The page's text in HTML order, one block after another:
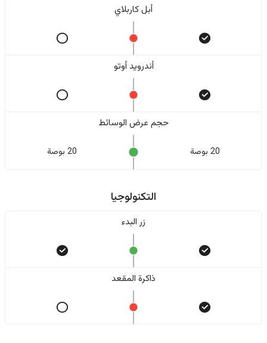
أبل كاربلاي
أندرويد أوتو
حجم عرض الوسائط
20 بوصة 20 بوصة
التكنولوجيا
زر البدء
ذاكرة المقعد